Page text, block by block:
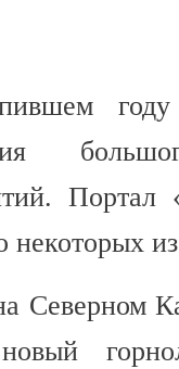
Портал
некоторых
Северном